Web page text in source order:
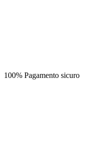
100% Pagamento sicuro